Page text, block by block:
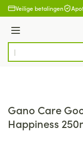
Ga naar de inhoud
Veilige betalingen
Menu
Product, merk,
Gano Care
Happiness